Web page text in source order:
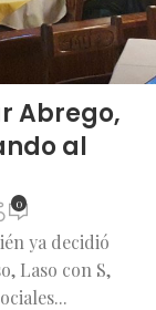
Abrego,
al
0
ya decidió
Laso con S,